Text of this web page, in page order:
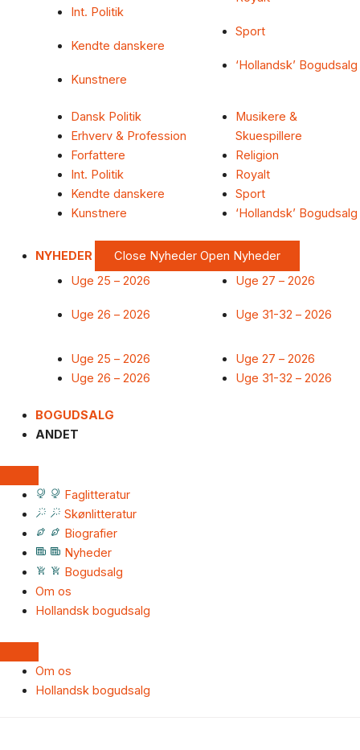
Int. Politik
Kendte danskere
Kunstnere
Sport
‘Hollandsk’ Bogudsalg
Dansk Politik
Erhverv & Profession
Forfattere
Int. Politik
Kendte danskere
Kunstnere
Musikere &
Skuespillere
Religion
Royalt
Sport
‘Hollandsk’ Bogudsalg
NYHEDER Close Nyheder Open Nyheder
Uge 25 – 2026
Uge 26 – 2026
Uge 27 – 2026
Uge 31-32 – 2026
Uge 25 – 2026
Uge 26 – 2026
Uge 27 – 2026
Uge 31-32 – 2026
BOGUDSALG
ANDET
Faglitteratur
Skønlitteratur
Biografier
Nyheder
Bogudsalg
Om os
Hollandsk bogudsalg
Om os
Hollandsk bogudsalg